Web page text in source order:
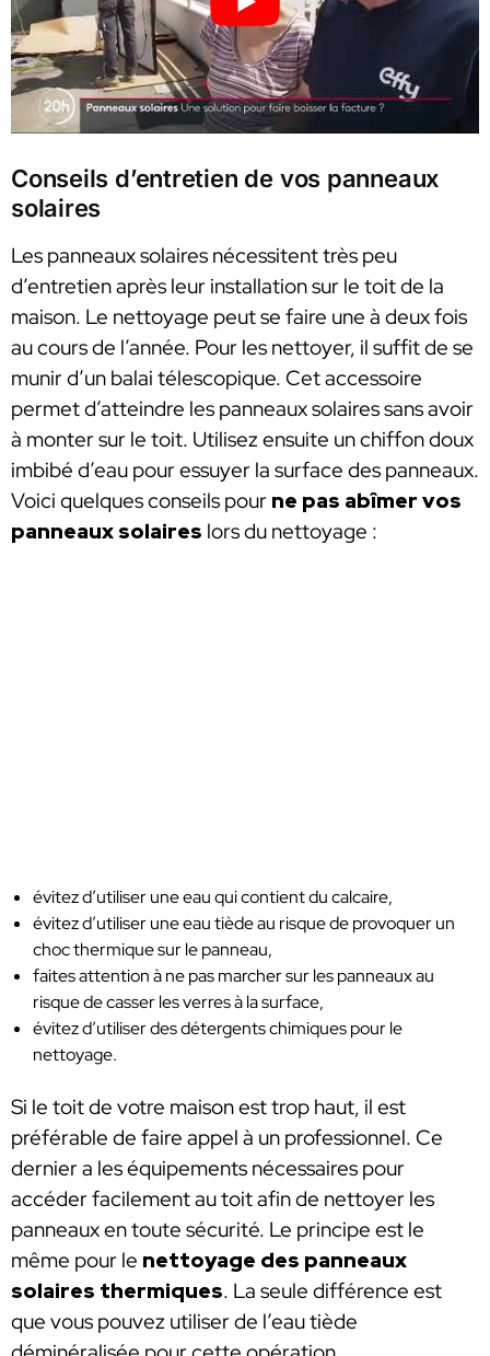
Conseils d’entretien de vos panneaux
solaires
Les panneaux solaires nécessitent très peu
d’entretien après leur installation sur le toit de la
maison. Le nettoyage peut se faire une à deux fois
au cours de l’année. Pour les nettoyer, il suffit de se
munir d’un balai télescopique. Cet accessoire
permet d’atteindre les panneaux solaires sans avoir
à monter sur le toit. Utilisez ensuite un chiffon doux
imbibé d’eau pour essuyer la surface des panneaux.
Voici quelques conseils pour ne pas abîmer vos
panneaux solaires lors du nettoyage :
évitez d’utiliser une eau qui contient du calcaire,
évitez d’utiliser une eau tiède au risque de provoquer un
choc thermique sur le panneau,
faites attention à ne pas marcher sur les panneaux au
risque de casser les verres à la surface,
évitez d’utiliser des détergents chimiques pour le
nettoyage.
Si le toit de votre maison est trop haut, il est
préférable de faire appel à un professionnel. Ce
dernier a les équipements nécessaires pour
accéder facilement au toit afin de nettoyer les
panneaux en toute sécurité. Le principe est le
même pour le nettoyage des panneaux
solaires thermiques. La seule différence est
que vous pouvez utiliser de l’eau tiède